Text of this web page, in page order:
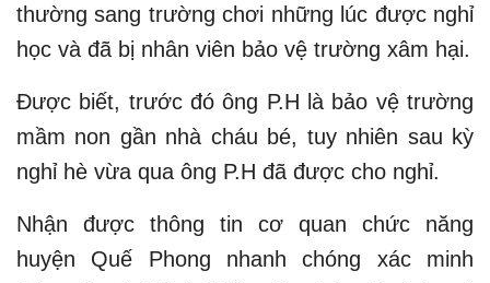
thường sang trường chơi những lúc được nghỉ
học và đã bị nhân viên bảo vệ trường xâm hại.
Được biết, trước đó ông P.H là bảo vệ trường
mầm non gần nhà cháu bé, tuy nhiên sau kỳ
nghỉ hè vừa qua ông P.H đã được cho nghỉ.
Nhận được thông tin cơ quan chức năng
huyện Quế Phong nhanh chóng xác minh